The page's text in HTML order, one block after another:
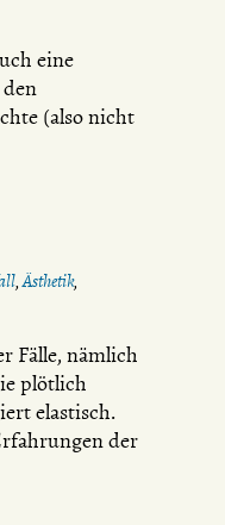
eine
(also nicht
,Ästhetik,
Fälle, nämlich
plötlich
elastisch.
der